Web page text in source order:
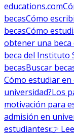
educations.com
becasCómo
becasCómo
obtener una beca
beca del Instituto
becasBuscar
Cómo estudiar
universidad?Los
motivación para
admisión en
estudiantes👉